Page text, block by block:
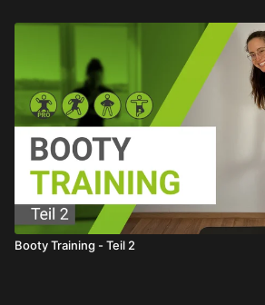
Booty Training - Teil 2